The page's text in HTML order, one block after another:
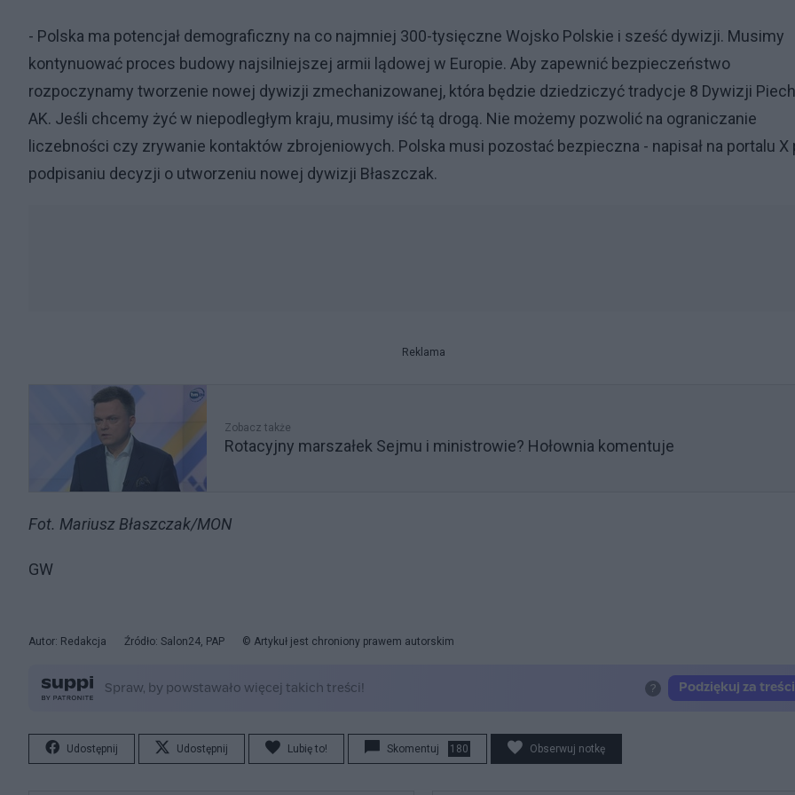
- Polska ma potencjał demograficzny na co najmniej 300-tysięczne Wojsko Polskie i sześć dywizji. Musimy
kontynuować proces budowy najsilniejszej armii lądowej w Europie. Aby zapewnić bezpieczeństwo
rozpoczynamy tworzenie nowej dywizji zmechanizowanej, która będzie dziedziczyć tradycje 8 Dywizji
AK. Jeśli chcemy żyć w niepodległym kraju, musimy iść tą drogą. Nie możemy pozwolić na ograniczanie
liczebności czy zrywanie kontaktów zbrojeniowych. Polska musi pozostać bezpieczna - napisał na portalu X
podpisaniu decyzji o utworzeniu nowej dywizji Błaszczak.
Reklama
Zobacz także
Rotacyjny marszałek Sejmu i ministrowie? Hołownia komentuje
Fot. Mariusz Błaszczak/MON
GW
Autor: Redakcja Źródło: Salon24, PAP © Artykuł jest chroniony prawem autorskim
Udostępnij Udostępnij Lubię to! Skomentuj 180 Obserwuj notkę